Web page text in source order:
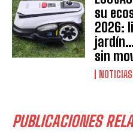
su
2026:
sin
NOTICIAS
PUBLICACIONES